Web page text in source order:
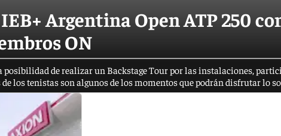
Argentina Open ATP 250
ON
posibilidad de realizar un Backstage Tour por las instalaciones,
los tenistas son algunos de los momentos que podrán disfrutar lo